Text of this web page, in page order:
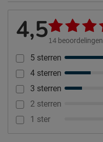
4,514 beoordelingen
5 sterren
4 sterren
3 sterren
2 sterren
1 ster